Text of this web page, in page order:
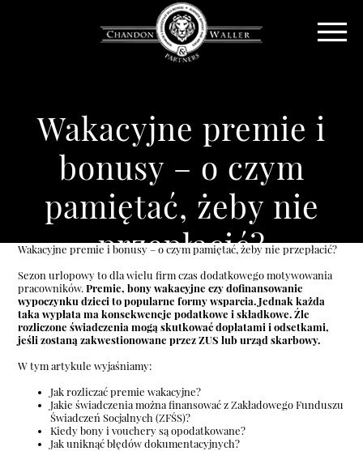
Wakacyjne premie i
bonusy – o czym
pamiętać, żeby nie
przepłacić?
Wakacyjne premie i bonusy – o czym pamiętać, żeby nie przepłacić?
Sezon urlopowy to dla wielu firm czas dodatkowego motywowania
pracowników.Premie, bony wakacyjne czy dofinansowanie
wypoczynku dzieci to popularne formy wsparcia. Jednak każda
taka wypłata ma konsekwencje podatkowe i składkowe. Źle
rozliczone świadczenia mogą skutkować dopłatami i odsetkami,
jeśli zostaną zakwestionowane przez ZUS lub urząd skarbowy.
W tym artykule wyjaśniamy:
Jak rozliczać premie wakacyjne?
Jakie świadczenia można finansować z Zakładowego Funduszu
Świadczeń Socjalnych (ZFŚS)?
Kiedy bony i vouchery są opodatkowane?
Jak uniknąć błędów dokumentacyjnych?